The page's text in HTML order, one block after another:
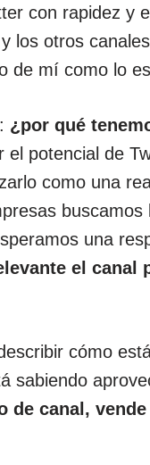
con rapidez y
los otros
de mí como lo
¿por qué
el potencial de
como una
una
el canal
cómo
sabiendo
de canal, vende